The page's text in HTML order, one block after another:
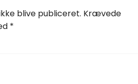
blive publiceret. Krævede
*